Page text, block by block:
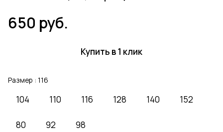
650 руб.
Купить в 1 клик
Размер : 116
104 110 116 128 140 152
80 92 98